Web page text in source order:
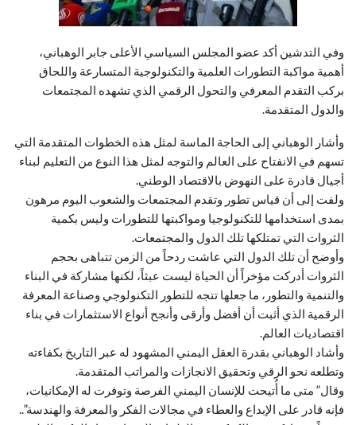
وفي التدشين أكد عضو المجلس السياسي الأعلى جابر الوهباني،
أهمية مواكبة التطورات العلمية والتكنولوجية المتسارعة واللحاق
بركب التقدم المعرفي والتحول الرقمي الذي تشهده المجتمعات
والدول المتقدمة.
وأشار الوهباني إلى الحاجة الماسة لمثل هذه الخطوات المتقدمة التي
تسهم في الانفتاح على العالم والتوجه لمثل هذا النوع من التعليم لبناء
أجيال قادرة على النهوض بالاقتصاد الوطني.
ولفت إلى أن قياس تطور وتقدم المجتمعات والشعوب اليوم مرهون
بمدى استخدامها للتكنولوجيا ومواكبتها للتطورات وليس بكمية
الثروات التي تمتلكها تلك الدول والمجتمعات.
وأوضح أن تلك الدول التي عاشت ردحاً من الزمن تتباهى بحجم
الثروات أدركت مؤخراً أن الحياة ليست عبثاً، لكنها مشاركة في البناء
والتنمية والتطور، ما جعلها تتجه للتطور التكنولوجي وصناعة المعرفة
الرقمية الذي أثبت أن أفضل وأرقى وأنجح أنواع الاستثمارات في بناء
اقتصاديات العالم.
وأشاد الوهباني بقدرة العقل اليمني المشهود له عبر التاريخ بكفاءته
وتطلعه نحو الرقي وتحقيق الانجازات والمراتب المتقدمة.
وقال” متى ما أُتيحت للإنسان اليمني الفرصة وتوفرت له الإمكانيات،
فإنه قادر على الإبداع والعطاء في مجالات الفكر والمعرفة والهندسة”..